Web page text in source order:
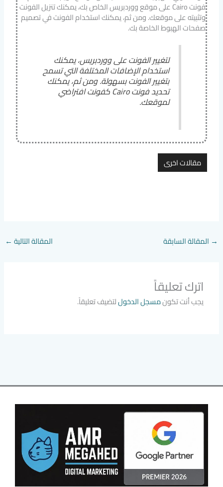
فونت Cairo على موقع ووردبريس الخاص بك، يمكنك تنزيل الفونت
وتثبيته على موقعك. ومن ثم، يمكنك استخدام الفونت في تصميم
صفحات الهبوط الخاصة بك.
لتغيير الفونت على ووردبريس، يمكنك
استخدام الإضافات المختلفة التي تسمح
بتغيير الفونت بسهولة. ومن ثم، يمكنك
تحديد فونت Cairo كفونت افتراضي
لموقعك.
مقالات اخرى
→ المقالة السابقة المقالة التالية ←
اترك تعليقاً
يجب أنت تكونمسجل الدخوللتضيف تعليقاً.